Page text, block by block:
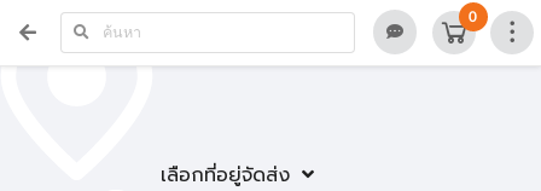
เลือกที่อยู่จัดส่ง
0